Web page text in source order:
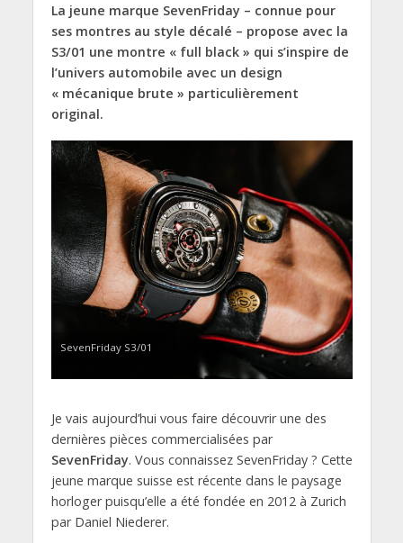
La jeune marque SevenFriday – connue pour
ses montres au style décalé – propose avec la
S3/01 une montre « full black » qui s’inspire de
l’univers automobile avec un design
« mécanique brute » particulièrement
original.
SevenFriday S3/01
Je vais aujourd’hui vous faire découvrir une des
dernières pièces commercialisées par
SevenFriday. Vous connaissez SevenFriday ? Cette
jeune marque suisse est récente dans le paysage
horloger puisqu’elle a été fondée en 2012 à Zurich
par Daniel Niederer.